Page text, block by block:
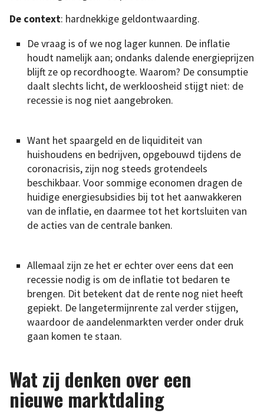
De context: hardnekkige geldontwaarding.
De vraag is of we nog lager kunnen. De inflatie
houdt namelijk aan; ondanks dalende energieprijzen
blijft ze op recordhoogte. Waarom? De consumptie
daalt slechts licht, de werkloosheid stijgt niet: de
recessie is nog niet aangebroken.
Want het spaargeld en de liquiditeit van
huishoudens en bedrijven, opgebouwd tijdens de
coronacrisis, zijn nog steeds grotendeels
beschikbaar. Voor sommige economen dragen de
huidige energiesubsidies bij tot het aanwakkeren
van de inflatie, en daarmee tot het kortsluiten van
de acties van de centrale banken.
Allemaal zijn ze het er echter over eens dat een
recessie nodig is om de inflatie tot bedaren te
brengen. Dit betekent dat de rente nog niet heeft
gepiekt. De langetermijnrente zal verder stijgen,
waardoor de aandelenmarkten verder onder druk
gaan komen te staan.
Wat zij denken over een
nieuwe marktdaling